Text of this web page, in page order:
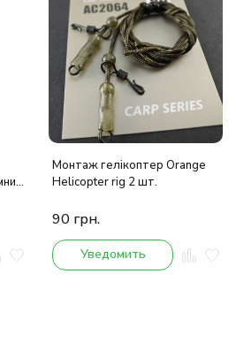
Монтаж гелікоптер Orange
Helicopter rig 2 шт.
90 грн.
Уведомить